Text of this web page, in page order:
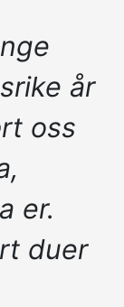
år
oss
er.
duer